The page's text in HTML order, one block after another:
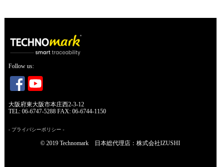
Follow us:
大阪府東大阪市本庄西2-3-12
TEL: 06-6747-5288 FAX: 06-6744-1150
- プライバシーポリシー -
© 2019 Technomark 日本総代理店：株式会社IZUSHI